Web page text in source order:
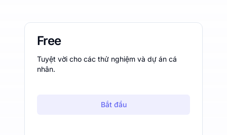
Free
Tuyệt vời cho các thử nghiệm và dự án cá
nhân.
Bắt đầu